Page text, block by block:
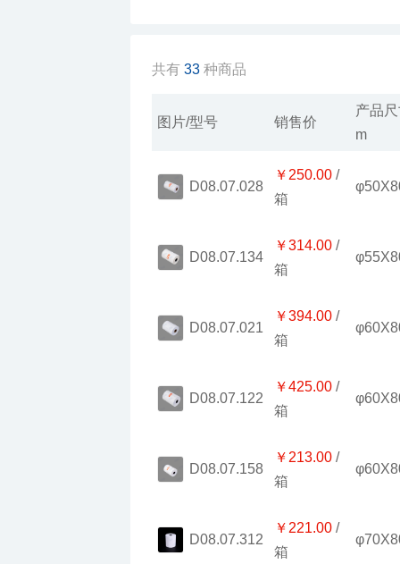
共有 33种商品
图片/型号
销售价
m
D08.07.028
￥250.00
箱
D08.07.134
￥314.00
箱
D08.07.021
￥394.00
箱
D08.07.122
￥425.00
箱
D08.07.158
￥213.00
箱
D08.07.312
￥221.00
箱